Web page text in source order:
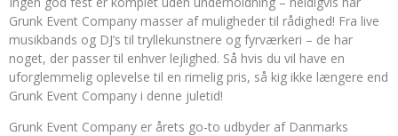
Grunk Event Company masser af muligheder til rådighed! Fra live
musikbands og DJ’s til tryllekunstnere og fyrværkeri – de har
noget, der passer til enhver lejlighed. Så hvis du vil have en
uforglemmelig oplevelse til en rimelig pris, så kig ikke længere end
Grunk Event Company i denne juletid!
Grunk Event Company er årets go-to udbyder af Danmarks